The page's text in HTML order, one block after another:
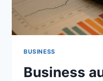
BUSINESS
Business